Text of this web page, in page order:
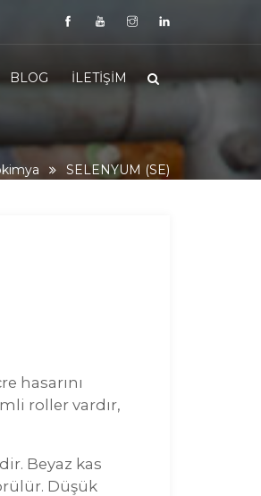
BLOG İLETIŞIM
SELENYUM (SE)
hasarını
roller vardır,
Beyaz kas
Düşük